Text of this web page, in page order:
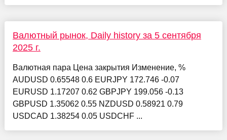
Валютный рынок, Daily history за 5 сентября
2025 г.
Валютная пара Цена закрытия Изменение, %
AUDUSD 0.65548 0.6 EURJPY 172.746 -0.07
EURUSD 1.17207 0.62 GBPJPY 199.056 -0.13
GBPUSD 1.35062 0.55 NZDUSD 0.58921 0.79
USDCAD 1.38254 0.05 USDCHF ...